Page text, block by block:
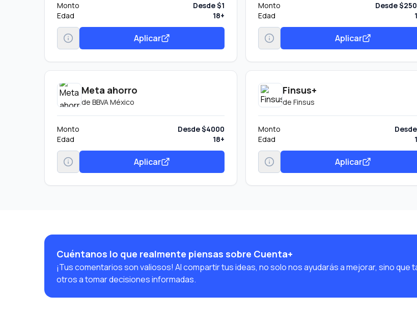
Monto
Desde $1
Edad
18+
Aplicar
Monto
Desde
Edad
Aplicar
Meta ahorro
de BBVA México
Monto
Desde $4000
Edad
18+
Aplicar
Finsus+
de Finsus
Monto
Edad
Aplicar
Cuéntanos lo que realmente piensas sobre Cuenta+
¡Tus comentarios son valiosos! Al compartir tus ideas, no solo nos ayudarás a mejorar, sino que
otros a tomar decisiones informadas.